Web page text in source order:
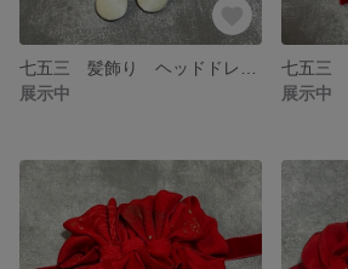
展示中
展示中